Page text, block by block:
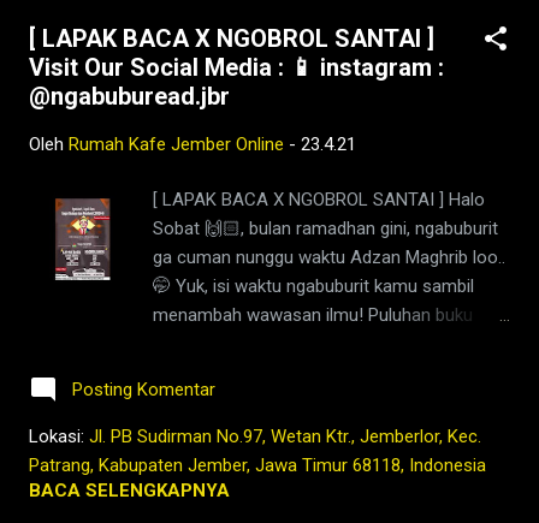
Ngopi Kopi Jember di
www.rumahkafejember.my.id KOPI ROBUSTA
ARABIKA JEMBER 2021 @rumahkafejember
#uwuh #rempah #jemberhits #ngopimalam
#penikmatkopi #kopihijau #kopienak
#coffeetime #coffeeaddict #ngopisore
#rokenrol #coffeebeans #coffeelovers
#instagood #barista #coffeeholic #kopilokal
#photooftheday #TetapProtokolNewNormal
kopi di jember,jenis kop...
[ LAPAK BACA X NGOBROL SANTAI ]
Visit Our Social Media : 📱 instagram :
@ngabuburead.jbr
Oleh Rumah Kafe Jember Online - 23.4.21
[ LAPAK BACA X NGOBROL SANTAI ] Halo
Sobat 🙌🏻, bulan ramadhan gini, ngabuburit
ga cuman nunggu waktu Adzan Maghrib loo..
🤭 Yuk, isi waktu ngabuburit kamu sambil
menambah wawasan ilmu! Puluhan buku
Biarpun bulan puasa, tapi otak harus refresh
lewat diskusi tentang wawasan-wawasan
baruu!!👏🏼👏🏼👏🏼 So, tunggu apalagi.. Yuk
gabung buat ikutan Lapak Baca dan Ngobrol
Posting Komentar
Lokasi: Jl. PB Sudirman No.97, Wetan Ktr., Jemberlor, Kec.
Patrang, Kabupaten Jember, Jawa Timur 68118, Indonesia
BACA SELENGKAPNYA